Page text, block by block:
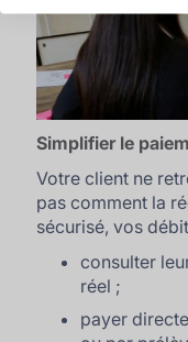
Simplifier le
Votre client ne
pas comment la
sécurisé, vos
consulter
réel ;
payer